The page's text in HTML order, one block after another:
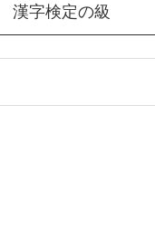
漢字検定の級